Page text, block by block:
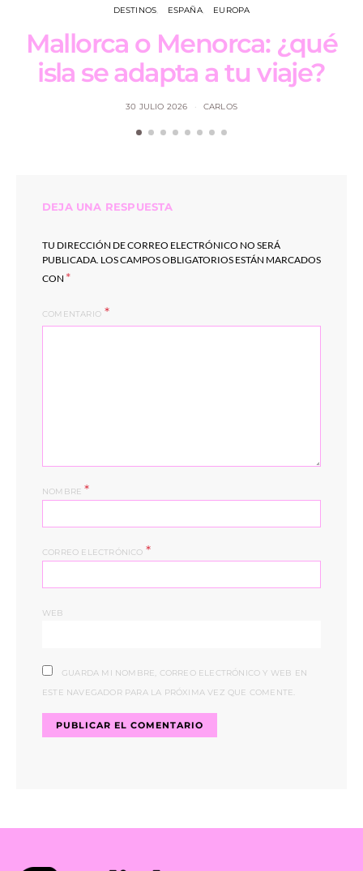
DESTINOS ESPAÑA EUROPA
Mallorca o Menorca: ¿qué
isla se adapta a tu viaje?
30 JULIO 2026 CARLOS
DEJA UNA RESPUESTA
TU DIRECCIÓN DE CORREO ELECTRÓNICO NO SERÁ
PUBLICADA. LOS CAMPOS OBLIGATORIOS ESTÁN MARCADOS
CON *
COMENTARIO
NOMBRE*
CORREO ELECTRÓNICO *
WEB
GUARDA MI NOMBRE, CORREO ELECTRÓNICO Y WEB EN
ESTE NAVEGADOR PARA LA PRÓXIMA VEZ QUE COMENTE.